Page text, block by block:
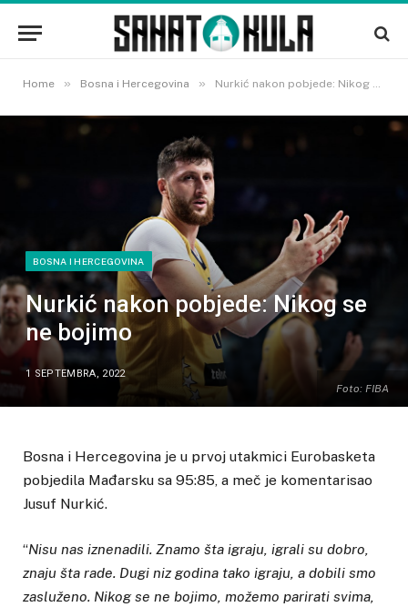
Home » Bosna i Hercegovina » Nurkić nakon pobjede: Nikog se ne bojimo
Foto: FIBA
BOSNA I HERCEGOVINA
Nurkić nakon pobjede: Nikog se
ne bojimo
1 SEPTEMBRA, 2022
Bosna i Hercegovina je u prvoj utakmici Eurobasketa
pobjedila Mađarsku sa 95:85, a meč je komentarisao
Jusuf Nurkić.
“Nisu nas iznenadili. Znamo šta igraju, igrali su dobro,
znaju šta rade. Dugi niz godina tako igraju, a dobili smo
zasluženo. Nikog se ne bojimo, možemo parirati svima,